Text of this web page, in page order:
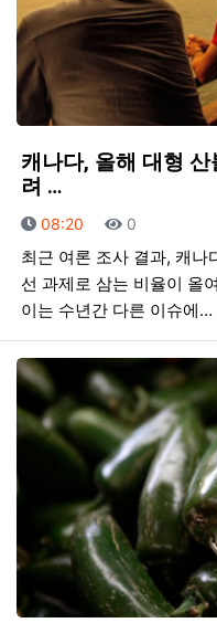
캐나다, 올해 대형
려 …
등록일
08:20 조회
0
최근 여론 조사 결과, 캐나
선 과제로 삼는 비율이 올
이는 수년간 다른 이슈에…